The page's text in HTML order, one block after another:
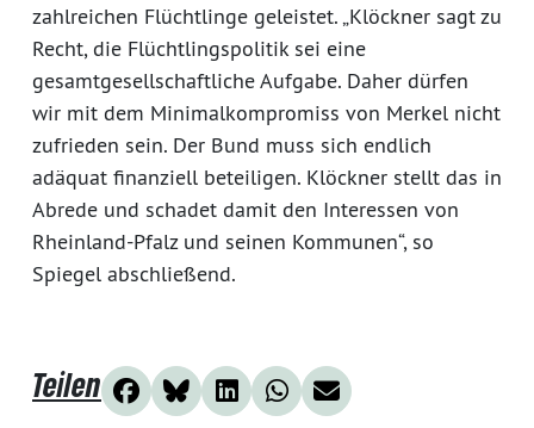
zahlreichen Flüchtlinge geleistet. „Klöckner sagt zu
Recht, die Flüchtlingspolitik sei eine
gesamtgesellschaftliche Aufgabe. Daher dürfen
wir mit dem Minimalkompromiss von Merkel nicht
zufrieden sein. Der Bund muss sich endlich
adäquat finanziell beteiligen. Klöckner stellt das in
Abrede und schadet damit den Interessen von
Rheinland-Pfalz und seinen Kommunen“, so
Spiegel abschließend.
Teilen